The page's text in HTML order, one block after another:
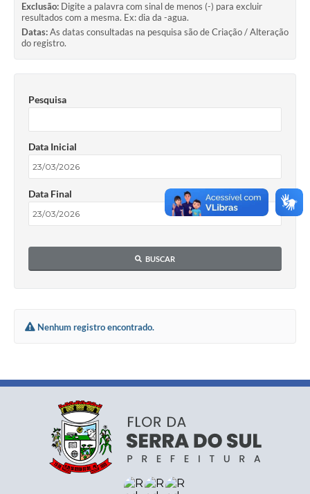
Exclusão: Digite a palavra com sinal de menos (-) para excluir
resultados com a mesma. Ex: dia da -agua.
Datas:As datas consultadas na pesquisa são de Criação / Alteração
do registro.
Pesquisa
Data Inicial
Data Final
BUSCAR
Nenhum registro encontrado.